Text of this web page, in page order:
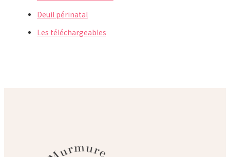
Deuil périnatal
Les téléchargeables